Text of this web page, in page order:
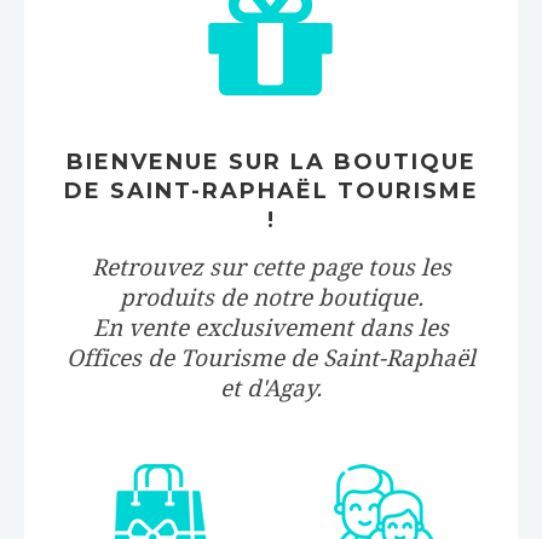
BIENVENUE SUR LA BOUTIQUE
DE SAINT-RAPHAËL TOURISME
!
Retrouvez sur cette page tous les
produits de notre boutique.
En vente exclusivement dans les
Offices de Tourisme de Saint-Raphaël
et d'Agay.